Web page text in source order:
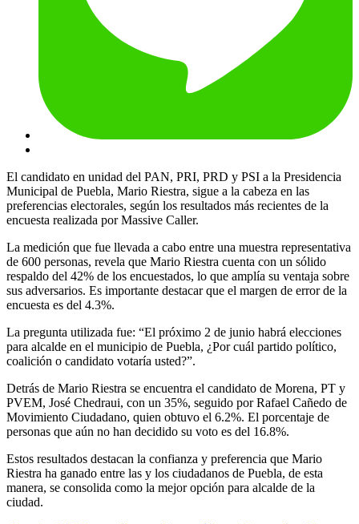
El candidato en unidad del PAN, PRI, PRD y PSI a la Presidencia
Municipal de Puebla, Mario Riestra, sigue a la cabeza en las
preferencias electorales, según los resultados más recientes de la
encuesta realizada por Massive Caller.
La medición que fue llevada a cabo entre una muestra representativa
de 600 personas, revela que Mario Riestra cuenta con un sólido
respaldo del 42% de los encuestados, lo que amplía su ventaja sobre
sus adversarios. Es importante destacar que el margen de error de la
encuesta es del 4.3%.
La pregunta utilizada fue: “El próximo 2 de junio habrá elecciones
para alcalde en el municipio de Puebla, ¿Por cuál partido político,
coalición o candidato votaría usted?”.
Detrás de Mario Riestra se encuentra el candidato de Morena, PT y
PVEM, José Chedraui, con un 35%, seguido por Rafael Cañedo de
Movimiento Ciudadano, quien obtuvo el 6.2%. El porcentaje de
personas que aún no han decidido su voto es del 16.8%.
Estos resultados destacan la confianza y preferencia que Mario
Riestra ha ganado entre las y los ciudadanos de Puebla, de esta
manera, se consolida como la mejor opción para alcalde de la
ciudad.